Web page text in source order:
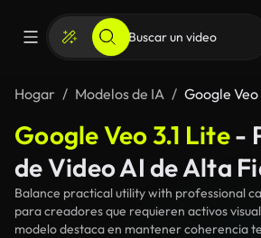
Hogar Modelos de IA Google Veo
Google Veo 3.1 Lite-
de Video AI de Alta
Balance practical utility with professional
para creadores que requieren activos
modelo destaca en mantener coherencia